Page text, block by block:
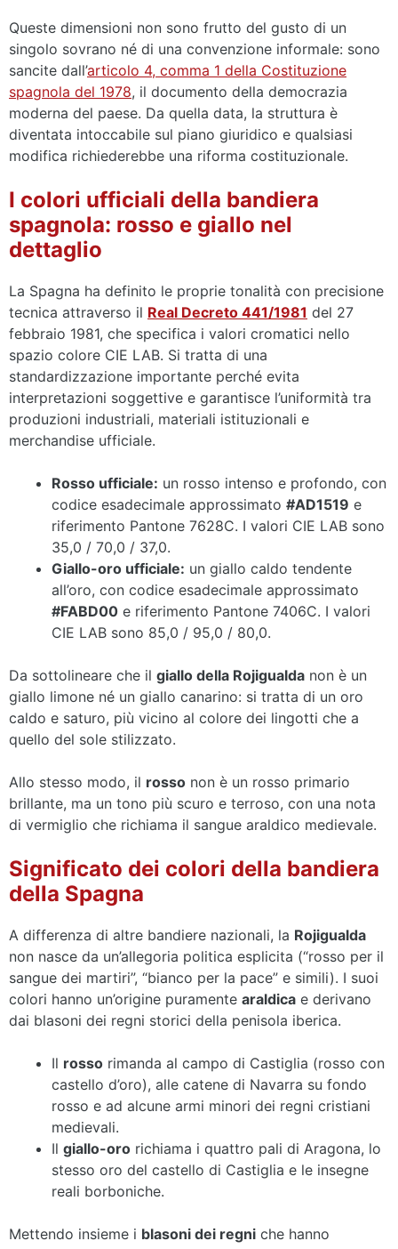
Queste dimensioni non sono frutto del gusto di un
singolo sovrano né di una convenzione informale: sono
sancite dall’articolo 4, comma 1 della Costituzione
spagnola del 1978, il documento della democrazia
moderna del paese. Da quella data, la struttura è
diventata intoccabile sul piano giuridico e qualsiasi
modifica richiederebbe una riforma costituzionale.
I colori ufficiali della bandiera
spagnola: rosso e giallo nel
dettaglio
La Spagna ha definito le proprie tonalità con precisione
tecnica attraverso il Real Decreto 441/1981 del 27
febbraio 1981, che specifica i valori cromatici nello
spazio colore CIE LAB. Si tratta di una
standardizzazione importante perché evita
interpretazioni soggettive e garantisce l’uniformità tra
produzioni industriali, materiali istituzionali e
merchandise ufficiale.
Rosso ufficiale: un rosso intenso e profondo, con
codice esadecimale approssimato #AD1519 e
riferimento Pantone 7628C. I valori CIE LAB sono
35,0 / 70,0 / 37,0.
Giallo-oro ufficiale: un giallo caldo tendente
all’oro, con codice esadecimale approssimato
#FABD00 e riferimento Pantone 7406C. I valori
CIE LAB sono 85,0 / 95,0 / 80,0.
Da sottolineare che il giallo della Rojigualda non è un
giallo limone né un giallo canarino: si tratta di un oro
caldo e saturo, più vicino al colore dei lingotti che a
quello del sole stilizzato.
Allo stesso modo, il rosso non è un rosso primario
brillante, ma un tono più scuro e terroso, con una nota
di vermiglio che richiama il sangue araldico medievale.
Significato dei colori della bandiera
della Spagna
A differenza di altre bandiere nazionali, la Rojigualda
non nasce da un’allegoria politica esplicita (“rosso per il
sangue dei martiri”, “bianco per la pace” e simili). I suoi
colori hanno un’origine puramente araldica e derivano
dai blasoni dei regni storici della penisola iberica.
Il rosso rimanda al campo di Castiglia (rosso con
castello d’oro), alle catene di Navarra su fondo
rosso e ad alcune armi minori dei regni cristiani
medievali.
Il giallo-oro richiama i quattro pali di Aragona, lo
stesso oro del castello di Castiglia e le insegne
reali borboniche.
Mettendo insieme i blasoni dei regni che hanno